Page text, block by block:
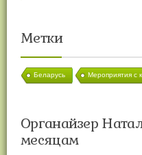
Метки
Беларусь Мероприятия с
Органайзер
месяцам